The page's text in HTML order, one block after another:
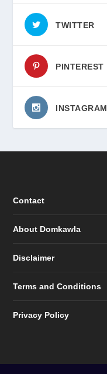
TWITTER
PINTEREST
INSTAGRAM
Contact
About Domkawla
Disclaimer
Terms and Conditions
Privacy Policy